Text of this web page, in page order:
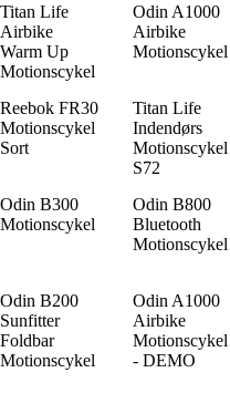
Titan Life
Airbike
Warm Up
Motionscykel
Odin A1000
Airbike
Motionscykel
Reebok FR30
Motionscykel
Sort
Titan Life
Indendørs
Motionscykel
S72
Odin B300
Motionscykel
Odin B800
Bluetooth
Motionscykel
Odin B200
Sunfitter
Foldbar
Motionscykel
Odin A1000
Airbike
Motionscykel
- DEMO